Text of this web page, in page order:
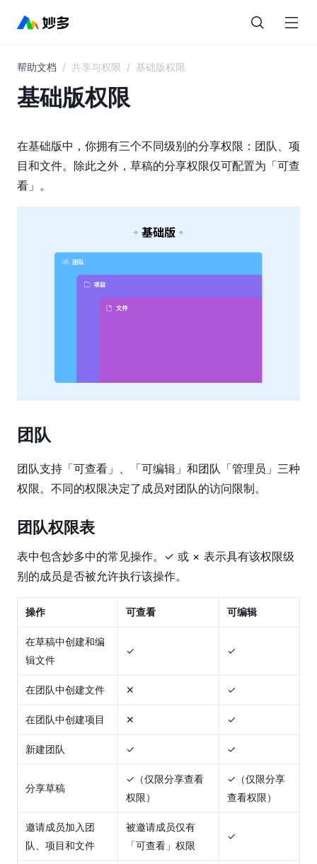
目
录
多
AI
界
面
设
系
统
原
型
功
能
研
发
模
式
作
工
导
与
出
文
帮助文档 / 共享与权限 / 基础版权限
基础版权限
在基础版中，你拥有三个不同级别的分享权限：团队、项
目和文件。除此之外，草稿的分享权限仅可配置为「可查
看」。
团队
团队支持「可查看」、「可编辑」和团队「管理员」三种
权限。不同的权限决定了成员对团队的访问限制。
团队权限表
表中包含妙多中的常见操作。✓ 或 × 表示具有该权限级
别的成员是否被允许执行该操作。
操作 可查看 可编辑
在草稿中创建和编
辑文件
✓ ✓
在团队中创建文件 ✕ ✓
在团队中创建项目 ✕ ✓
新建团队 ✓ ✓
分享草稿
✓（仅限分享查看
权限）
✓（仅限分享
查看权限）
邀请成员加入团
队、项目和文件
被邀请成员仅有
「可查看」权限
✓